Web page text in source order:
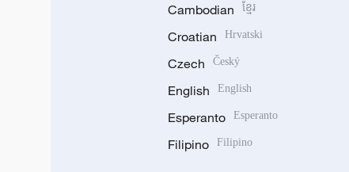
Cambodian ខ្មែរ
Croatian Hrvatski
Czech Český
English English
Esperanto Esperanto
Filipino Filipino